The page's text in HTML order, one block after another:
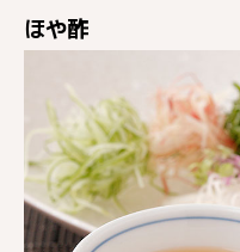
ほや酢